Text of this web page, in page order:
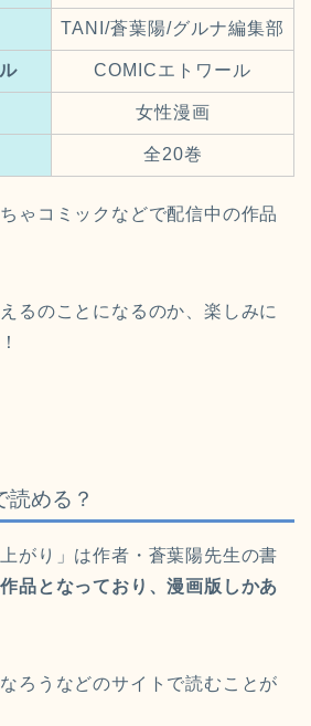
TANI/蒼葉陽/グルナ編集部
COMICエトワール
女性漫画
全20巻
ゃコミックなどで配信中の作品
るのことになるのか、楽しみに
読める？
がり」は作者・蒼葉陽先生の書
品となっており、漫画版しかあ
ろうなどのサイトで読むことが